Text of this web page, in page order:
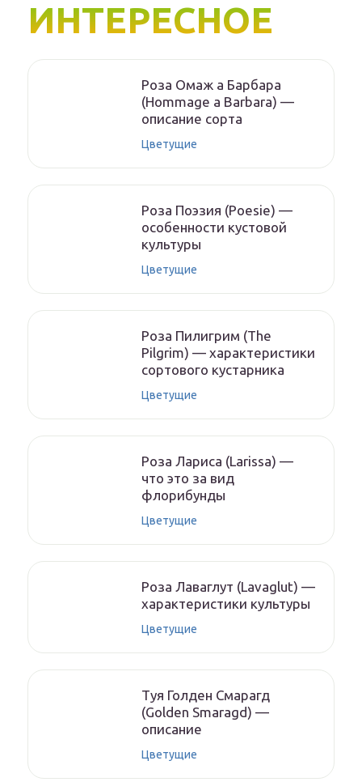
ИНТЕРЕСНОЕ
Роза Омаж а Барбара
(Hommage a Barbara) —
описание сорта
Цветущие
Роза Поэзия (Poesie) —
особенности кустовой
культуры
Цветущие
Роза Пилигрим (The
Pilgrim) — характеристики
сортового кустарника
Цветущие
Роза Лариса (Larissa) —
что это за вид
флорибунды
Цветущие
Роза Лаваглут (Lavaglut) —
характеристики культуры
Цветущие
Туя Голден Смарагд
(Golden Smaragd) —
описание
Цветущие